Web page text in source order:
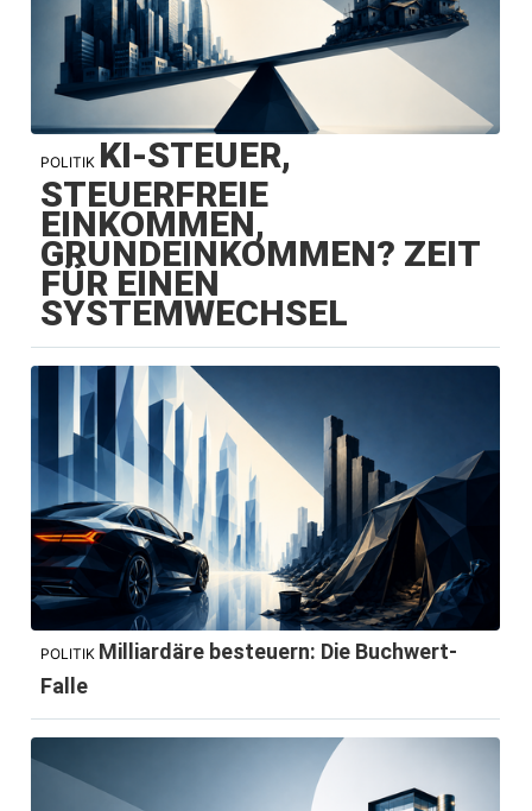
POLITIK KI-STEUER,
STEUERFREIE
EINKOMMEN,
GRUNDEINKOMMEN? ZEIT
FÜR EINEN
SYSTEMWECHSEL
POLITIK Milliardäre besteuern: Die Buchwert-
Falle